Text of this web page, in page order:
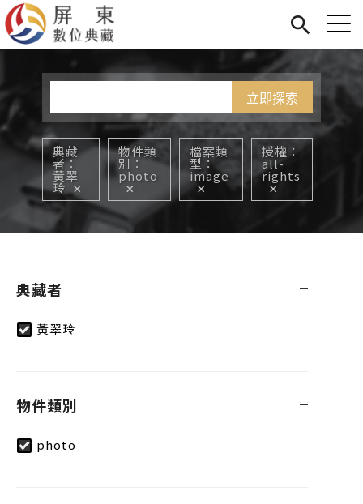
關於我們
Jump to Main content
您在這裡
典藏
者
黃翠
玲
物件類
別
photo
檔案類
型
image
授權
all-
rights
典藏者
黃翠玲
物件類別
photo